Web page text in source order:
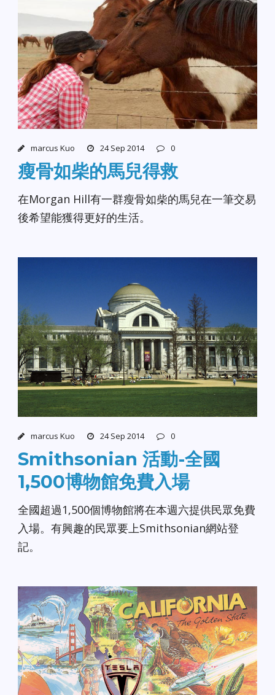
marcus Kuo 24 Sep 2014 0
瘦骨如柴的馬兒得救
在Morgan Hill有一群瘦骨如柴的馬兒在一筆交易
後希望能獲得更好的生活。
marcus Kuo 24 Sep 2014 0
Smithsonian 活動-全國
1,500博物館免費入場
全國超過1,500個博物館將在本週六提供民眾免費
入場。有興趣的民眾要上Smithsonian網站登
記。